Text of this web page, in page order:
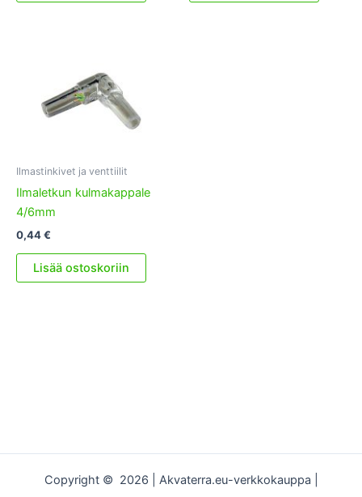
Ilmastinkivet ja venttiilit
Ilmaletkun kulmakappale
4/6mm
0,44€
Lisää ostoskoriin
Copyright © 2026 | Akvaterra.eu-verkkokauppa |